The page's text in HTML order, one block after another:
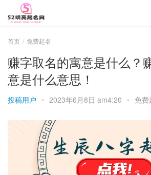
首页 免费起名
赚字取名的寓意是什么？
意是什么意思！
投稿用户 • 2023年6月8日 am4:20 • 免费